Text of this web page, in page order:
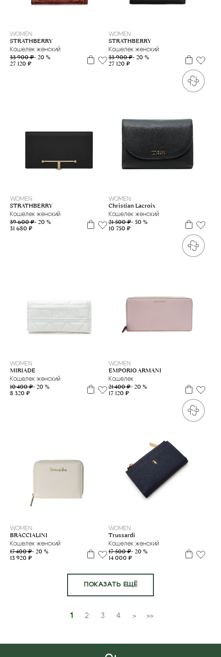
WOMEN
STRATHBERRY
Кошелек женский
33 900 ₽- 20 %
27 120 ₽
WOMEN
STRATHBERRY
Кошелек женский
33 900 ₽- 20 %
27 120 ₽
WOMEN
STRATHBERRY
Кошелек женский
39 600 ₽- 20 %
31 680 ₽
WOMEN
Christian Lacroix
Кошелек женский
21 500 ₽- 50 %
10 750 ₽
WOMEN
MIRIADE
Кошелек женский
10 400 ₽- 20 %
8 320 ₽
WOMEN
EMPORIO ARMANI
Кошелек
21 400 ₽- 20 %
17 120 ₽
WOMEN
BRACCIALINI
Кошелек женский
17 400 ₽- 20 %
13 920 ₽
WOMEN
Trussardi
Кошелек женский
17 500 ₽- 20 %
14 000 ₽
ПОКАЗАТЬ ЕЩЁ
1 2 3 4 > >>